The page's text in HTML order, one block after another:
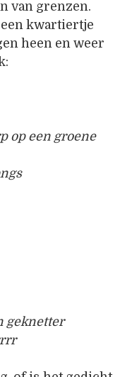
van grenzen.
kwartiertje
heen en weer
op een groene
geknetter